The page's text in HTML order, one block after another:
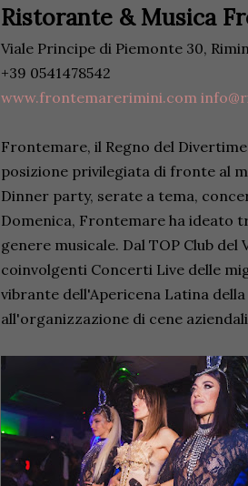
Ristorante & Musica
Viale Principe di Piemonte 30,
+39 0541478542
www.frontemarerimini.com
Frontemare, il Regno del
posizione privilegiata di fronte al
Dinner party, serate a tema,
Domenica, Frontemare ha ideato
genere musicale. Dal TOP Club
coinvolgenti Concerti Live delle
vibrante dell'Apericena Latina
all'organizzazione di cene